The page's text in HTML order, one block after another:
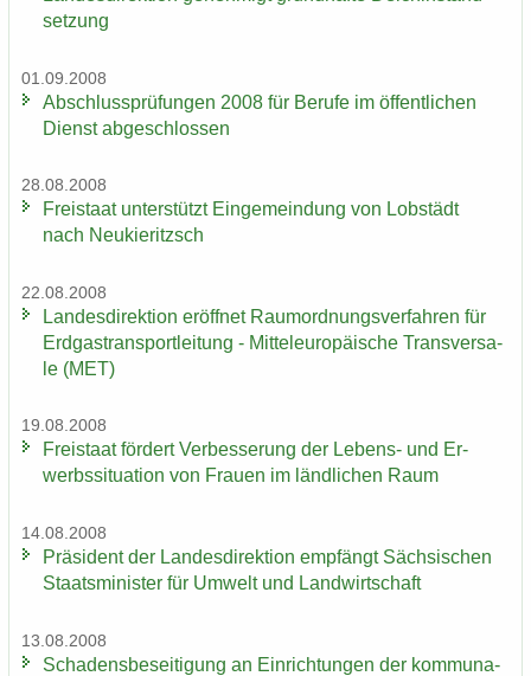
set­zung
01.09.2008
Ab­schluss­prü­fun­gen 2008 für Be­ru­fe im öf­fent­li­chen
Dienst ab­ge­schlos­sen
28.08.2008
Frei­staat un­ter­stützt Ein­ge­mein­dung von Lob­städt
nach Neu­kie­ritzsch
22.08.2008
Lan­des­di­rek­ti­on er­öff­net Raum­ord­nungs­ver­fah­ren für
Erd­gas­trans­port­lei­tung - Mit­tel­eu­ro­päi­sche Trans­ver­sa­
le (MET)
19.08.2008
Frei­staat för­dert Ver­bes­se­rung der Lebens-​ und Er­
werbs­si­tua­ti­on von Frau­en im länd­li­chen Raum
14.08.2008
Prä­si­dent der Lan­des­di­rek­ti­on emp­fängt Säch­si­schen
Staats­mi­nis­ter für Um­welt und Land­wirt­schaft
13.08.2008
Scha­dens­be­sei­ti­gung an Ein­rich­tun­gen der kom­mu­na­